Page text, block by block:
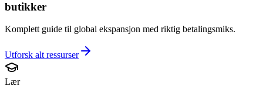
butikker
Komplett guide til global ekspansjon med riktig betalingsmiks.
Utforsk alt ressurser
Lær